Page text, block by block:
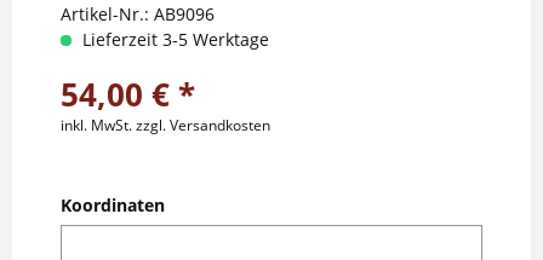
Artikel-Nr.: AB9096
Lieferzeit 3-5 Werktage
54,00 € *
inkl. MwSt.zzgl. Versandkosten
Koordinaten